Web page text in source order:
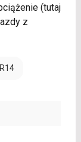
(tutaj
z